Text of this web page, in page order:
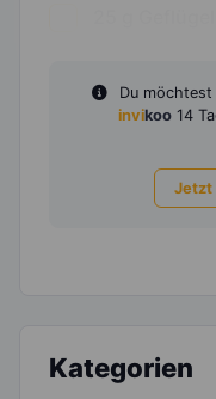
Du möchtest
invikoo 14
Jetzt
Kategorien